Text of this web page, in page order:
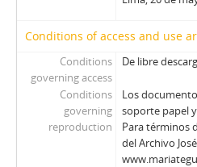
Conditions of access and use
Conditions
governing access
De libre
Conditions
governing
reproduction
Los
soporte papel
Para términos
del Archivo